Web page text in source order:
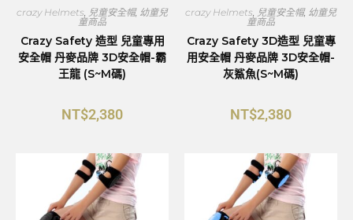
crazy Helmets, 兒童安全帽, 幼童兒
童商品
Crazy Safety 造型 兒童專用
安全帽 丹麥品牌 3D安全帽-霸
王龍 (S~M碼)
NT$2,380
crazy Helmets, 兒童安全帽, 幼童兒
童商品
Crazy Safety 3D造型 兒童專
用安全帽 丹麥品牌 3D安全帽-
灰鯊魚(S~M碼)
NT$2,380